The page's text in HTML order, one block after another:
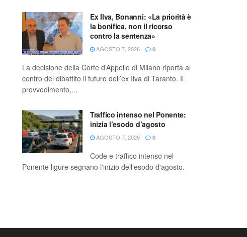
Ex Ilva, Bonanni: «La priorità è
la bonifica, non il ricorso
contro la sentenza»
AGOSTO 7, 2026 0
La decisione della Corte d’Appello di Milano riporta al
centro del dibattito il futuro dell’ex Ilva di Taranto. Il
provvedimento,...
Traffico intenso nel Ponente:
inizia l’esodo d’agosto
AGOSTO 7, 2026 0
Code e traffico intenso nel
Ponente ligure segnano l'inizio dell'esodo d'agosto.